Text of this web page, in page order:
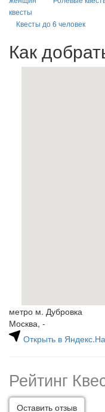
квесты
Квесты до 6 человек
Как
метро м. Дубровка
Москва, -
Открыть в
Рейтинг
Оставить отзыв